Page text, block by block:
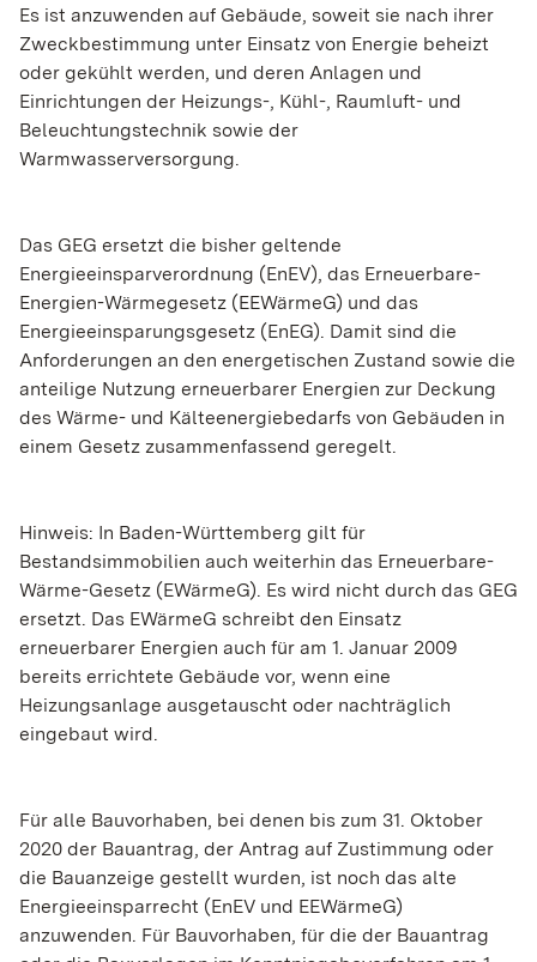
Es ist anzuwenden auf Gebäude, soweit sie nach ihrer
Zweckbestimmung unter Einsatz von Energie beheizt
oder gekühlt werden, und deren Anlagen und
Einrichtungen der Heizungs-, Kühl-, Raumluft- und
Beleuchtungstechnik sowie der
Warmwasserversorgung.
Das GEG ersetzt die bisher geltende
Energieeinsparverordnung (EnEV), das Erneuerbare-
Energien-Wärmegesetz (EEWärmeG) und das
Energieeinsparungsgesetz (EnEG). Damit sind die
Anforderungen an den energetischen Zustand sowie die
anteilige Nutzung erneuerbarer Energien zur Deckung
des Wärme- und Kälteenergiebedarfs von Gebäuden in
einem Gesetz zusammenfassend geregelt.
Hinweis: In Baden-Württemberg gilt für
Bestandsimmobilien auch weiterhin das Erneuerbare-
Wärme-Gesetz (EWärmeG). Es wird nicht durch das GEG
ersetzt. Das EWärmeG schreibt den Einsatz
erneuerbarer Energien auch für am 1. Januar 2009
bereits errichtete Gebäude vor, wenn eine
Heizungsanlage ausgetauscht oder nachträglich
eingebaut wird.
Für alle Bauvorhaben, bei denen bis zum 31. Oktober
2020 der Bauantrag, der Antrag auf Zustimmung oder
die Bauanzeige gestellt wurden, ist noch das alte
Energieeinsparrecht (EnEV und EEWärmeG)
anzuwenden. Für Bauvorhaben, für die der Bauantrag